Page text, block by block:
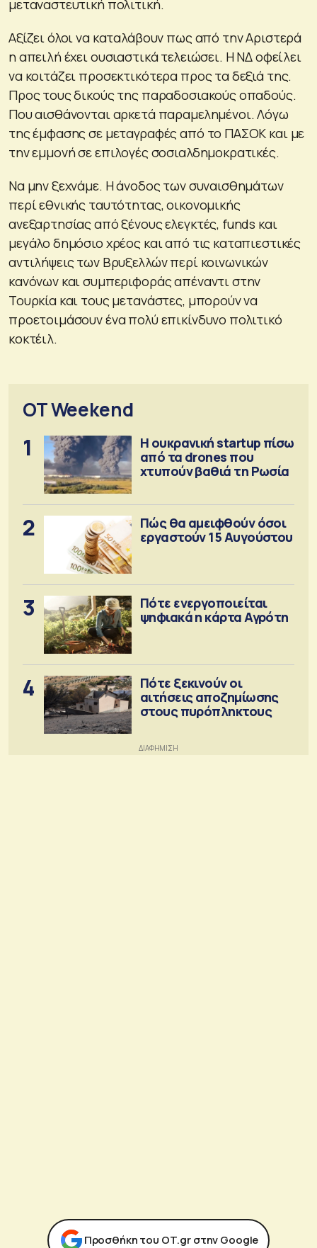
μεταναστευτική πολιτική.
Αξίζει όλοι να καταλάβουν πως από την Αριστερά
η απειλή έχει ουσιαστικά τελειώσει. Η ΝΔ οφείλει
να κοιτάζει προσεκτικότερα προς τα δεξιά της.
Προς τους δικούς της παραδοσιακούς οπαδούς.
Που αισθάνονται αρκετά παραμελημένοι. Λόγω
της έμφασης σε μεταγραφές από το ΠΑΣΟΚ και με
την εμμονή σε επιλογές σοσιαλδημοκρατικές.
Να μην ξεχνάμε. Η άνοδος των συναισθημάτων
περί εθνικής ταυτότητας, οικονομικής
ανεξαρτησίας από ξένους ελεγκτές, funds και
μεγάλο δημόσιο χρέος και από τις καταπιεστικές
αντιλήψεις των Βρυξελλών περί κοινωνικών
κανόνων και συμπεριφοράς απέναντι στην
Τουρκία και τους μετανάστες, μπορούν να
προετοιμάσουν ένα πολύ επικίνδυνο πολιτικό
κοκτέιλ.
OT Weekend
1
Η ουκρανική startup πίσω
από τα drones που
χτυπούν βαθιά τη Ρωσία
2
Πώς θα αμειφθούν όσοι
εργαστούν 15 Αυγούστου
3
Πότε ενεργοποιείται
ψηφιακά η κάρτα Αγρότη
4
Πότε ξεκινούν οι
αιτήσεις αποζημίωσης
στους πυρόπληκτους
Προσθήκη του ΟΤ.gr στην Google